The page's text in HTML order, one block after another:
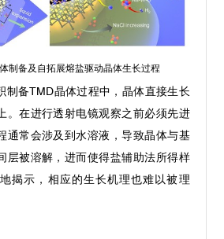
制备及自拓展熔盐驱动晶体生长过程
制备TMD晶体过程中，晶体直接生长
。在进行透射电镜观察之前必须先进
通常会涉及到水溶液，导致晶体与基
层被溶解，进而使得盐辅助法所得样
揭示，相应的生长机理也难以被理